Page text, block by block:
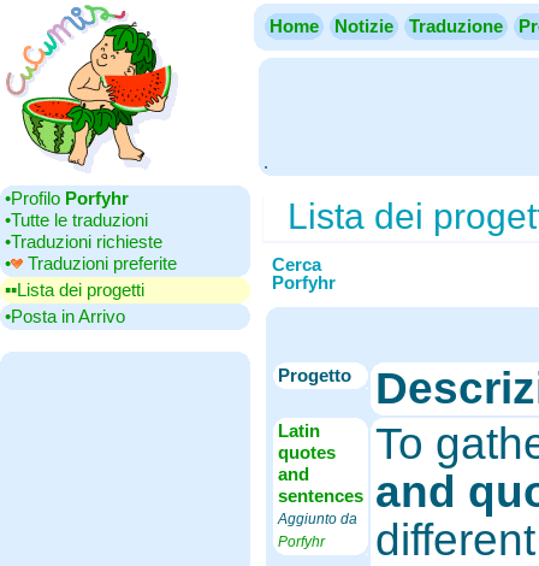
Home Notizie Traduzione
.
•‎Profilo Porfyhr
•‎Tutte le traduzioni
•‎Traduzioni richieste
•‎
Traduzioni preferite
▪▪‎Lista dei progetti
•‎Posta in Arrivo
Lista dei
Cerca
Porfyhr
Progetto
Latin
quotes
and
sentences
Aggiunto da
Porfyhr
To
and